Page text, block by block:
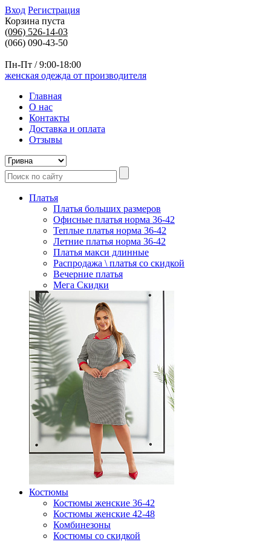
Вход Регистрация
Корзина пуста
(096) 526-14-03
(066) 090-43-50
Пн-Пт / 9:00-18:00
женская одежда от производителя
Главная
О нас
Контакты
Доставка и оплата
Отзывы
Платья
Платья больших размеров
Офисные платья норма 36-42
Теплые платья норма 36-42
Летние платья норма 36-42
Платья макси длинные
Распродажа \ платья со скидкой
Вечерние платья
Мега Скидки
Костюмы
Костюмы женские 36-42
Костюмы женские 42-48
Комбинезоны
Костюмы со скидкой